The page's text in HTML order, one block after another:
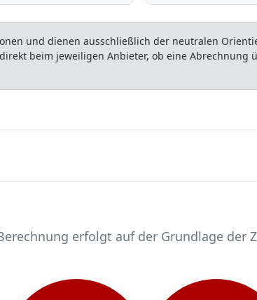
und dienen ausschließlich der neutralen
beim jeweiligen Anbieter, ob eine Abrechnung
erfolgt auf der Grundlage der
häuslich gepflegt.